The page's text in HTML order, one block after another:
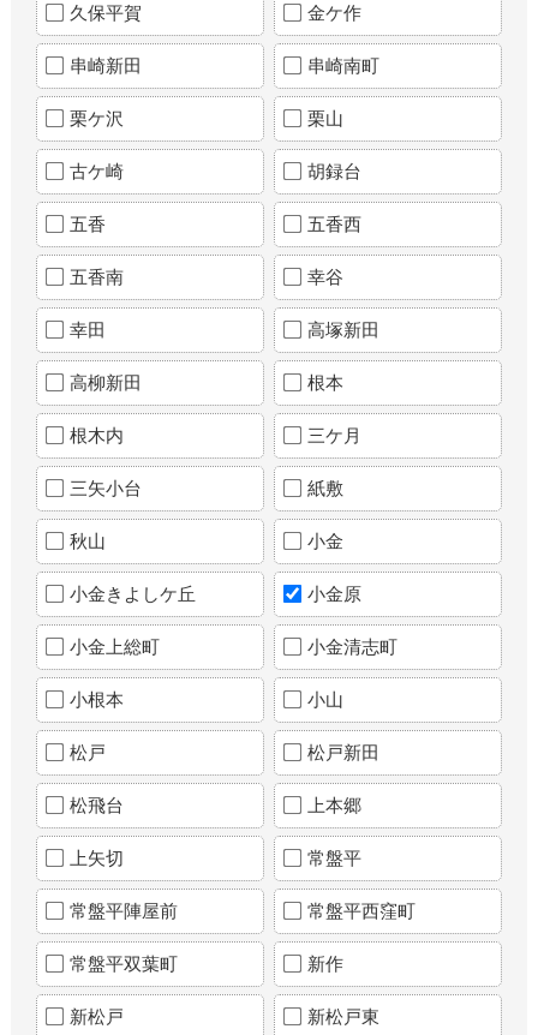
久保平賀 金ケ作
串崎新田 串崎南町
栗ケ沢 栗山
古ケ崎 胡録台
五香 五香西
五香南 幸谷
幸田 高塚新田
高柳新田 根本
根木内 三ケ月
三矢小台 紙敷
秋山 小金
小金きよしケ丘 小金原
小金上総町 小金清志町
小根本 小山
松戸 松戸新田
松飛台 上本郷
上矢切 常盤平
常盤平陣屋前 常盤平西窪町
常盤平双葉町 新作
新松戸 新松戸東